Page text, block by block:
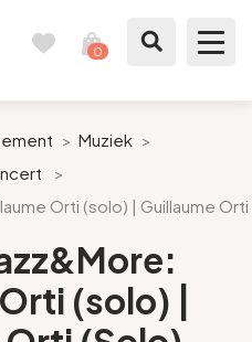
0
> Muziek >
>
Orti (solo) | Guillaume
(solo) |